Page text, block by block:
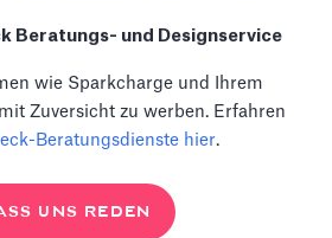
Beratungs- und Designservice
wie Sparkcharge und Ihrem
Zuversicht zu werben. Erfahren
Beratungsdienste hier.
UNS REDEN